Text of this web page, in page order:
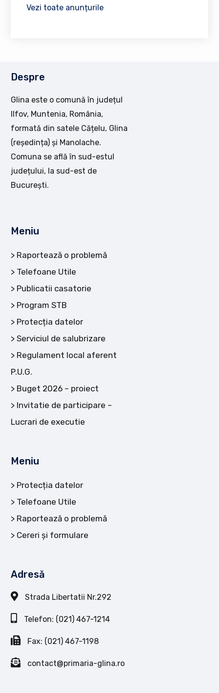
Vezi toate anunțurile
Despre
Glina este o comună în județul
Ilfov, Muntenia, România,
formată din satele Cățelu, Glina
(reședința) și Manolache.
Comuna se află în sud-estul
județului, la sud-est de
București.
Meniu
Raportează o problemă
Telefoane Utile
Publicatii casatorie
Program STB
Protecția datelor
Serviciul de salubrizare
Regulament local aferent
P.U.G.
Buget 2026 – proiect
Invitatie de participare –
Lucrari de executie
Meniu
Protecția datelor
Telefoane Utile
Raportează o problemă
Cereri și formulare
Adresă
Strada Libertatii Nr.292
Telefon: (021) 467-1214
Fax: (021) 467-1198
contact@primaria-glina.ro